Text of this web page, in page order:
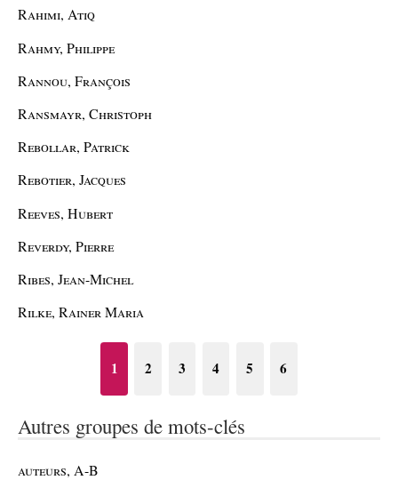
Rahimi, Atiq
Rahmy, Philippe
Rannou, François
Ransmayr, Christoph
Rebollar, Patrick
Rebotier, Jacques
Reeves, Hubert
Reverdy, Pierre
Ribes, Jean-Michel
Rilke, Rainer Maria
1 2 3 4 5 6
Autres groupes de mots-clés
auteurs, A-B